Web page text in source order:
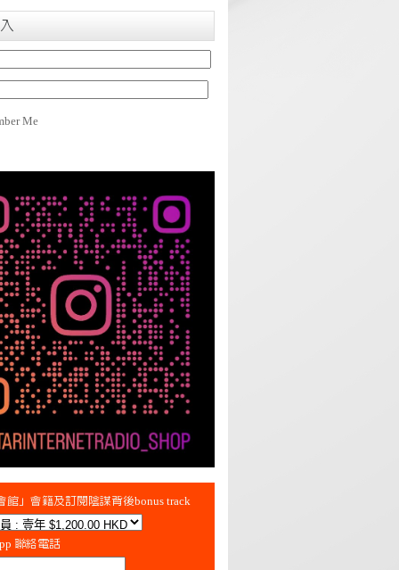
Me
館」會籍及訂閱陰謀背後bonus track
聯絡電話